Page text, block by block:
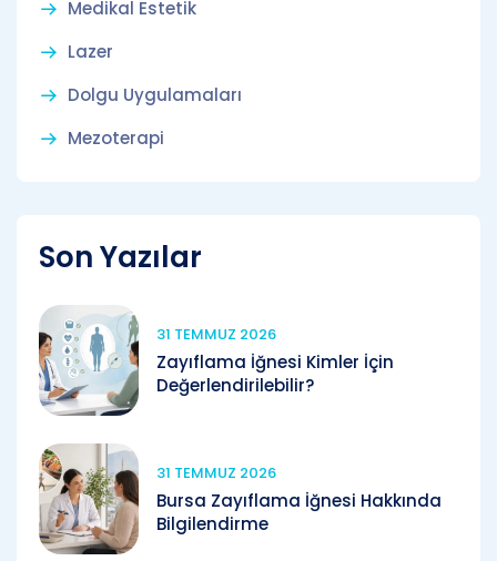
Medikal Estetik
Lazer
Dolgu Uygulamaları
Mezoterapi
Son Yazılar
31 TEMMUZ 2026
Zayıflama İğnesi Kimler İçin
Değerlendirilebilir?
31 TEMMUZ 2026
Bursa Zayıflama İğnesi Hakkında
Bilgilendirme